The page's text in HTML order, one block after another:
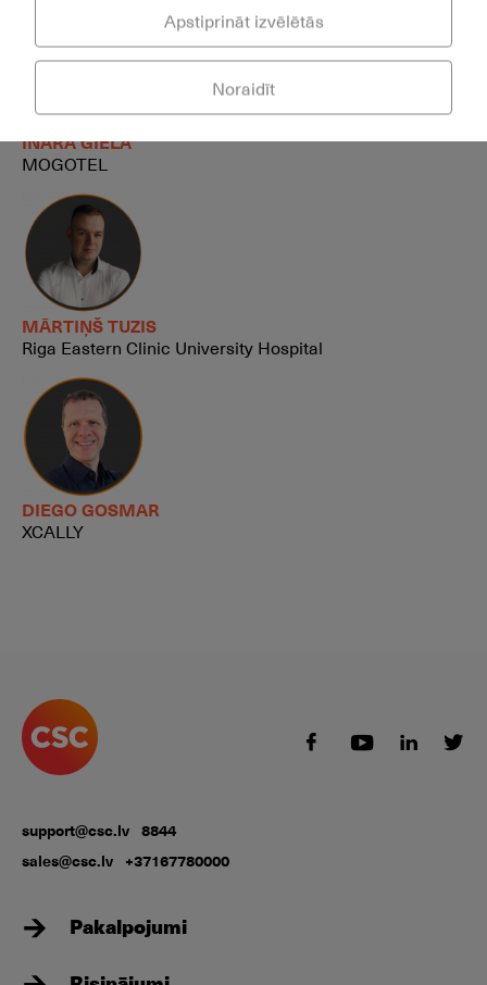
INĀRA GIELA
MOGOTEL
MĀRTIŅŠ TUZIS
Riga Eastern Clinic University Hospital
DIEGO GOSMAR
XCALLY
support@csc.lv 8844
sales@csc.lv +37167780000
Pakalpojumi
Noraidīt
Apstiprināt izvēlētās